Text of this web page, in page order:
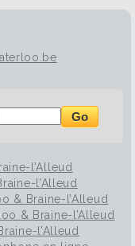
Go
l’Alleud
l’Alleud
& Braine-l’Alleud
& Braine-l’Alleud
l’Alleud